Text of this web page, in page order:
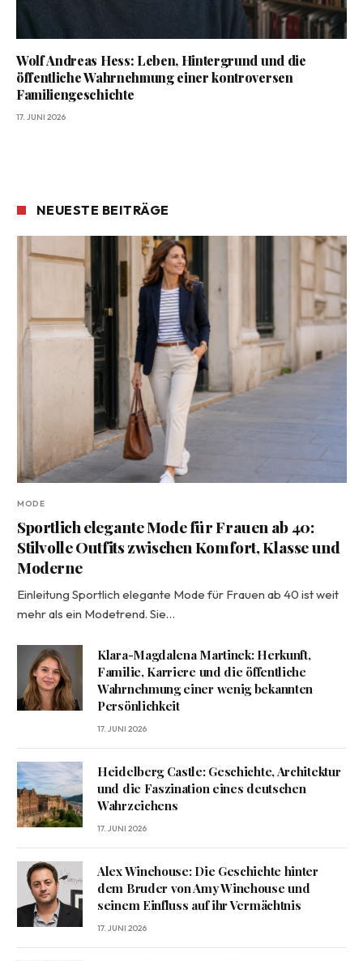
Wolf Andreas Hess: Leben, Hintergrund und die
öffentliche Wahrnehmung einer kontroversen
Familiengeschichte
17. JUNI 2026
NEUESTE BEITRÄGE
MODE
Sportlich elegante Mode für Frauen ab 40:
Stilvolle Outfits zwischen Komfort, Klasse und
Moderne
Einleitung Sportlich elegante Mode für Frauen ab 40 ist weit
mehr als ein Modetrend. Sie…
Klara-Magdalena Martinek: Herkunft,
Familie, Karriere und die öffentliche
Wahrnehmung einer wenig bekannten
Persönlichkeit
17. JUNI 2026
Heidelberg Castle: Geschichte, Architektur
und die Faszination eines deutschen
Wahrzeichens
17. JUNI 2026
Alex Winehouse: Die Geschichte hinter
dem Bruder von Amy Winehouse und
seinem Einfluss auf ihr Vermächtnis
17. JUNI 2026